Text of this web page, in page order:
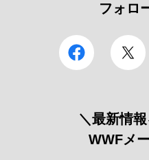
フォロ
facebook
＼最新情
WWFメ